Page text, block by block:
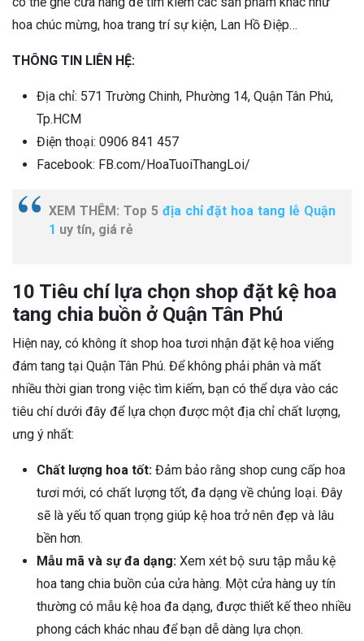
hoa chúc mừng, hoa trang trí sự kiện, Lan Hồ Điệp…
THÔNG TIN LIÊN HỆ:
Địa chỉ: 571 Trường Chinh, Phường 14, Quận Tân Phú,
Tp.HCM
Điện thoại: 0906 841 457
Facebook: FB.com/HoaTuoiThangLoi/
XEM THÊM: Top 5 địa chỉ đặt hoa tang lễ Quận
1 uy tín, giá rẻ
10 Tiêu chí lựa chọn shop đặt kệ hoa
tang chia buồn ở Quận Tân Phú
Hiện nay, có không ít shop hoa tươi nhận đặt kệ hoa viếng
đám tang tại Quận Tân Phú. Để không phải phân và mất
nhiều thời gian trong việc tìm kiếm, bạn có thể dựa vào các
tiêu chí dưới đây để lựa chọn được một địa chỉ chất lượng,
ưng ý nhất:
Chất lượng hoa tốt: Đảm bảo rằng shop cung cấp hoa
tươi mới, có chất lượng tốt, đa dạng về chủng loại. Đây
sẽ là yếu tố quan trọng giúp kệ hoa trở nên đẹp và lâu
bền hơn.
Mẫu mã và sự đa dạng: Xem xét bộ sưu tập mẫu kệ
hoa tang chia buồn của cửa hàng. Một cửa hàng uy tín
thường có mẫu kệ hoa đa dạng, được thiết kế theo nhiều
phong cách khác nhau để bạn dễ dàng lựa chọn.